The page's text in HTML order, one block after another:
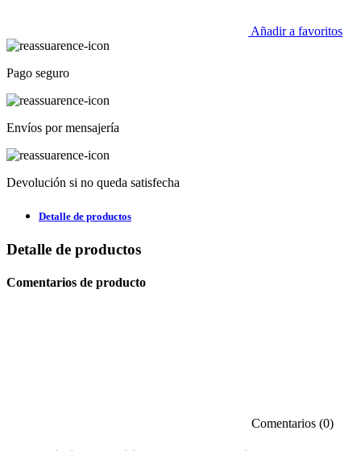
Añadir a favoritos
Pago seguro
Envíos por mensajería
Devolución si no queda satisfecha
Detalle de productos
Detalle de productos
Comentarios de producto
Comentarios (0)